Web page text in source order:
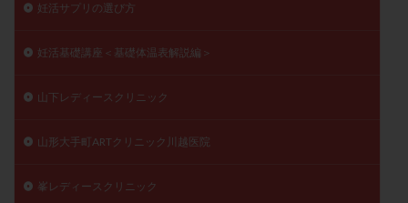
妊活サプリの選び方
妊活基礎講座＜基礎体温表解説編＞
山下レディースクリニック
山形大手町ARTクリニック川越医院
峯レディースクリニック